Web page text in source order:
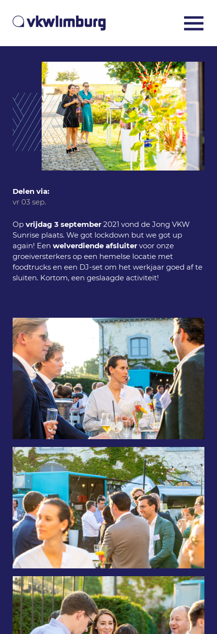
vr 03 sep.
Op vrijdag 3 september 2021 vond de Jong VKW
Sunrise plaats. We got lockdown but we got up
again! Een welverdiende afsluitervoor onze
groeiversterkers op een hemelse locatie met
foodtrucks en een DJ-set om het werkjaar goed af te
sluiten. Kortom, een geslaagde activiteit!
Delen via: